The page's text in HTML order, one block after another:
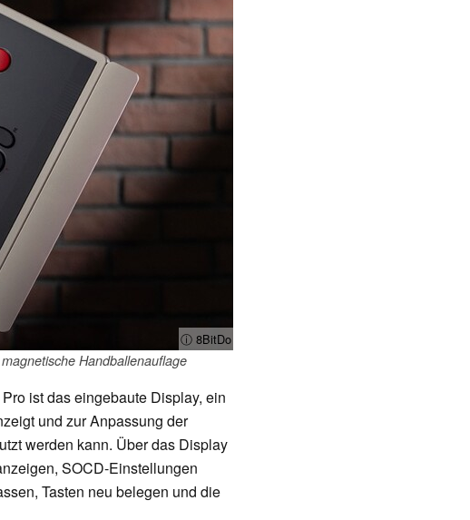
ⓘ 8BitDo
Handballenauflage
ist das eingebaute Display, ein
und zur Anpassung der
werden kann. Über das Display
SOCD-Einstellungen
Tasten neu belegen und die